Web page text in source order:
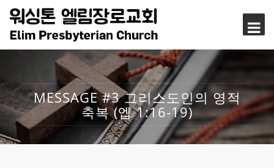
MESSAGE #3 그리스도인의 영적
축복 (엡 1:16-19)